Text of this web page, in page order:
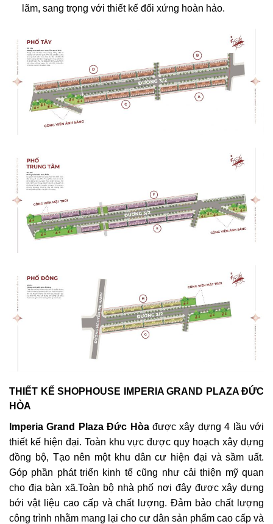
lãm, sang trọng với thiết kế đối xứng hoàn hảo.
THIẾT KẾ SHOPHOUSE IMPERIA GRAND PLAZA ĐỨC
HÒA
Imperia Grand Plaza Đức Hòađược xây dựng 4 lầu với
thiết kế hiện đại. Toàn khu vực được quy hoạch xây dựng
đồng bộ, Tạo nên một khu dân cư hiện đại và sầm uất.
Góp phần phát triển kinh tế cũng như cải thiện mỹ quan
cho địa bàn xã.Toàn bộ nhà phố nơi đây được xây dựng
bới vật liệu cao cấp và chất lượng. Đảm bảo chất lượng
công trình nhằm mang lại cho cư dân sản phẩm cao cấp và